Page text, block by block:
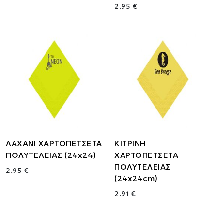
2.95 €
ΛΑΧΑΝΙ ΧΑΡΤΟΠΕΤΣΕΤΑ
ΠΟΛΥΤΕΛΕΙΑΣ (24x24)
2.95 €
ΚΙΤΡΙΝΗ
ΧΑΡΤΟΠΕΤΣΕΤΑ
ΠΟΛΥΤΕΛΕΙΑΣ
(24x24cm)
2.91 €